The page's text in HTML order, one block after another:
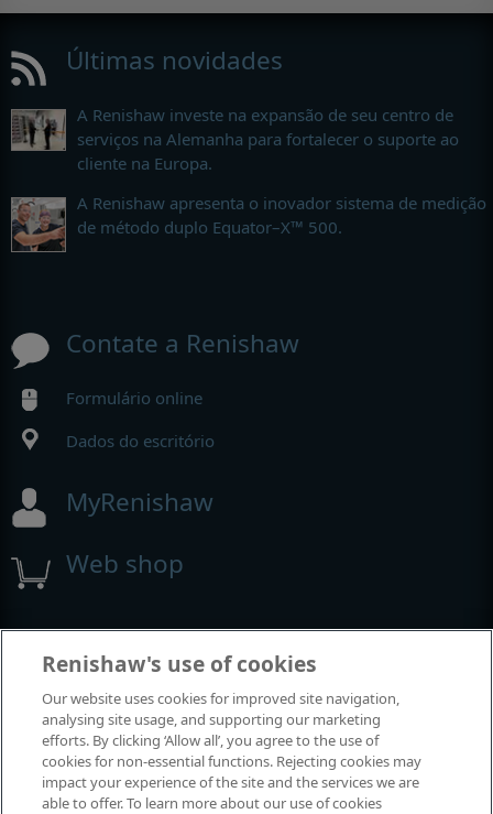
Últimas novidades
A Renishaw investe na expansão de seu centro de
serviços na Alemanha para fortalecer o suporte ao
cliente na Europa.
A Renishaw apresenta o inovador sistema de medição
de método duplo Equator–X™ 500.
Contate a Renishaw
Formulário online
Dados do escritório
MyRenishaw
Web shop
Exposições e conferências
Eventos em que estamos participando
Renishaw's use of cookies
Our website uses cookies for improved site navigation,
analysing site usage, and supporting our marketing
efforts. By clicking ‘Allow all’, you agree to the use of
cookies for non-essential functions. Rejecting cookies may
impact your experience of the site and the services we are
able to offer. To learn more about our use of cookies